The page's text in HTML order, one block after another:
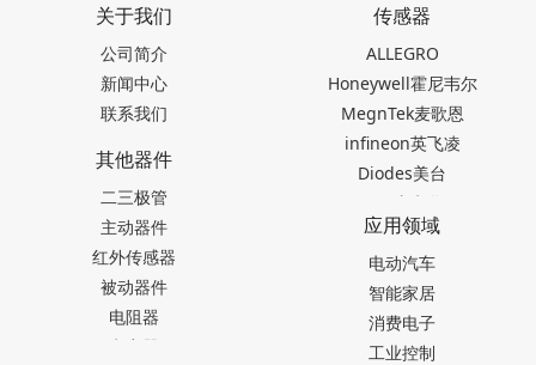
关于我们
公司简介
新闻中心
联系我们
传感器
ALLEGRO
Honeywell霍尼韦尔
MegnTek麦歌恩
infineon英飞凌
Diodes美台
TDK东电化
SEIKO精工
Akm旭化成
Melexis迈来芯
NICERA尼塞拉
TI德州仪器
其他器件
二三极管
主动器件
红外传感器
被动器件
电阻器
电容器
应用领域
电动汽车
智能家居
消费电子
工业控制